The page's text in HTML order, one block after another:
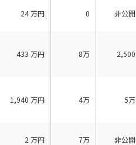
24万円 0 非公開
433 万円 8万 2,500
1,940 万円 4万 5万
2 万円 7万 非公開